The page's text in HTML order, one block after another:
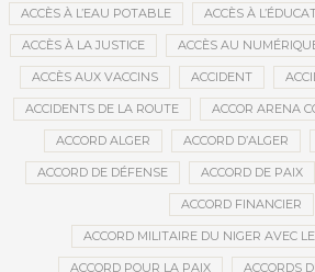
ACCÈS À L’EAU POTABLE ACCÈS À
ACCÈS À LA JUSTICE ACCÈS AU
ACCÈS AUX VACCINS ACCIDENT
ACCIDENTS DE LA ROUTE ACCOR ARENA
ACCORD ALGER ACCORD D’ALGER
ACCORD DE DÉFENSE ACCORD DE PAIX
ACCORD FINANCIER
ACCORD MILITAIRE DU NIGER AVEC
ACCORD POUR LA PAIX ACCORDS